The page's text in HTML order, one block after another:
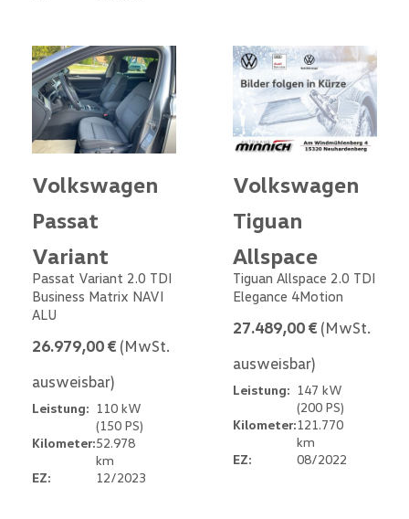
Volkswagen
Passat
Variant
Passat Variant 2.0 TDI
Business Matrix NAVI
ALU
26.979,00 € (MwSt.
ausweisbar)
Leistung: 110 kW
(150 PS)
Kilometer:52.978
km
EZ:
12/2023
Volkswagen
Tiguan
Allspace
Tiguan Allspace 2.0 TDI
Elegance 4Motion
27.489,00 € (MwSt.
ausweisbar)
Leistung: 147 kW
(200 PS)
Kilometer:121.770
km
EZ:
08/2022